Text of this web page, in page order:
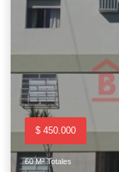
$ 450.000
60 M² Totales